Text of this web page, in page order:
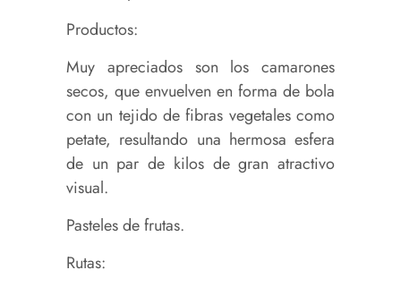
Productos:
Muy apreciados son los camarones
secos, que envuelven en forma de bola
con un tejido de fibras vegetales como
petate, resultando una hermosa esfera
de un par de kilos de gran atractivo
visual.
Pasteles de frutas.
Rutas: